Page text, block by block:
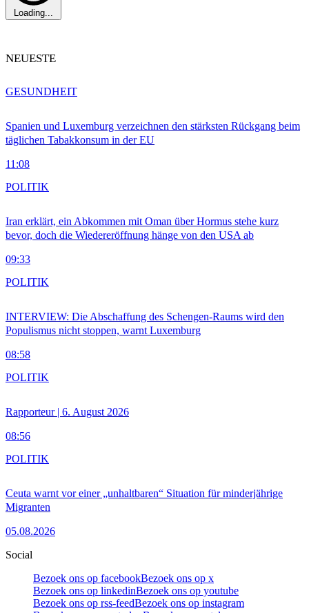
Loading...
NEUESTE
Spanien und Luxemburg verzeichnen den stärksten Rückgang beim
täglichen Tabakkonsum in der EU
11:08
GESUNDHEIT
Iran erklärt, ein Abkommen mit Oman über Hormus stehe kurz
bevor, doch die Wiedereröffnung hänge von den USA ab
09:33
POLITIK
INTERVIEW: Die Abschaffung des Schengen-Raums wird den
Populismus nicht stoppen, warnt Luxemburg
08:58
POLITIK
Rapporteur | 6. August 2026
08:56
POLITIK
Ceuta warnt vor einer „unhaltbaren“ Situation für minderjährige
Migranten
05.08.2026
POLITIK
Social
Bezoek ons op facebookBezoek ons op x
Bezoek ons op linkedinBezoek ons op youtube
Bezoek ons op rss-feedBezoek ons op instagram